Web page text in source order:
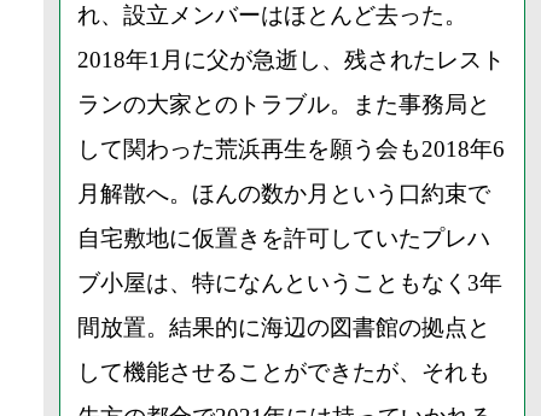
れ、設立メンバーはほとんど去った。
2018年1月に父が急逝し、残されたレスト
ランの大家とのトラブル。また事務局と
して関わった荒浜再生を願う会も2018年6
月解散へ。ほんの数か月という口約束で
自宅敷地に仮置きを許可していたプレハ
ブ小屋は、特になんということもなく3年
間放置。結果的に海辺の図書館の拠点と
して機能させることができたが、それも